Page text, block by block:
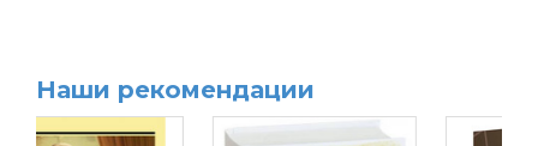
Наши рекомендации